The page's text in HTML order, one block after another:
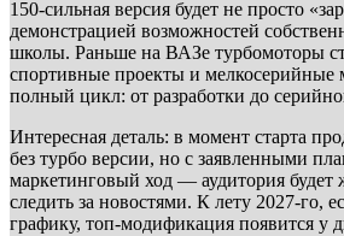
150-сильная версия будет не просто
демонстрацией возможностей
школы. Раньше на ВАЗе турбомоторы
спортивные проекты и
полный цикл: от разработки до
Интересная деталь: в момент старта
без турбо версии, но с заявленными
маркетинговый ход — аудитория будет
следить за новостями. К лету 2027-го,
графику, топ-модификация появится у